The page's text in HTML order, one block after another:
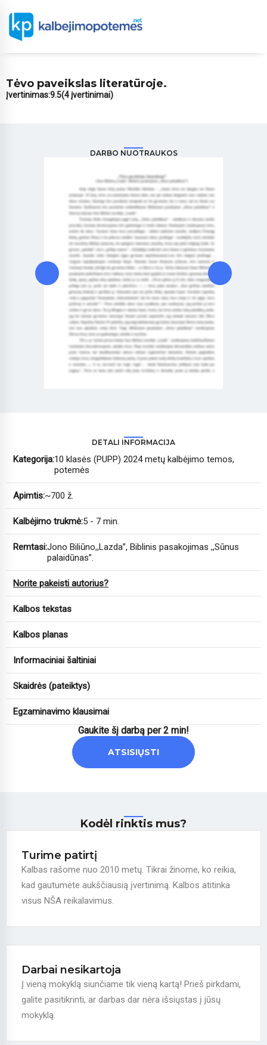
Tėvo paveikslas literatūroje.
Įvertinimas:9.5(4 įvertinimai)
DARBO NUOTRAUKOS
DETALI INFORMACIJA
Kategorija:10 klasės (PUPP) 2024 metų kalbėjimo temos,
potemės
Apimtis:~700 ž.
Kalbėjimo trukmė:5 - 7 min.
Remtasi:Jono Biliūno,,Lazda”, Biblinis pasakojimas ,,Sūnus
palaidūnas”.
Norite pakeisti autorius?
Kalbos tekstas
Kalbos planas
Informaciniai šaltiniai
Skaidrės (pateiktys)
Egzaminavimo klausimai
Gaukite šį darbą per 2 min!
ATSISIŲSTI
Kodėl rinktis mus?
Turime patirtį
Kalbas rašome nuo 2010 metų. Tikrai žinome, ko reikia,
kad gautumėte aukščiausią įvertinimą. Kalbos atitinka
visus NŠA reikalavimus.
Darbai nesikartoja
Į vieną mokyklą siunčiame tik vieną kartą! Prieš pirkdami,
galite pasitikrinti, ar darbas dar nėra išsiųstas į jūsų
mokyklą.